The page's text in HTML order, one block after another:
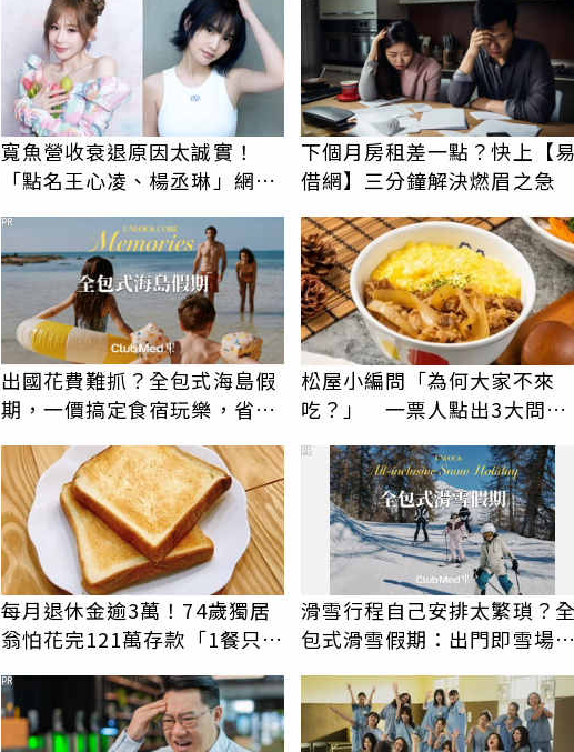
寬魚營收衰退原因太誠實！
「點名王心凌、楊丞琳」網笑
下個月房租差一點？快上【
借網】三分鐘解決燃眉之急
出國花費難抓？全包式海島假
期，一價搞定食宿玩樂，省錢
更省心！
PR
松屋小編問「為何大家不來
吃？」 一票人點出3大問
題：滿手好牌打到爛
每月退休金逾3萬！74歲獨居
翁怕花完121萬存款「1餐只吃
女兒
滑雪行程自己安排太繁瑣？
包式滑雪假期：出門即雪場
PR
PR